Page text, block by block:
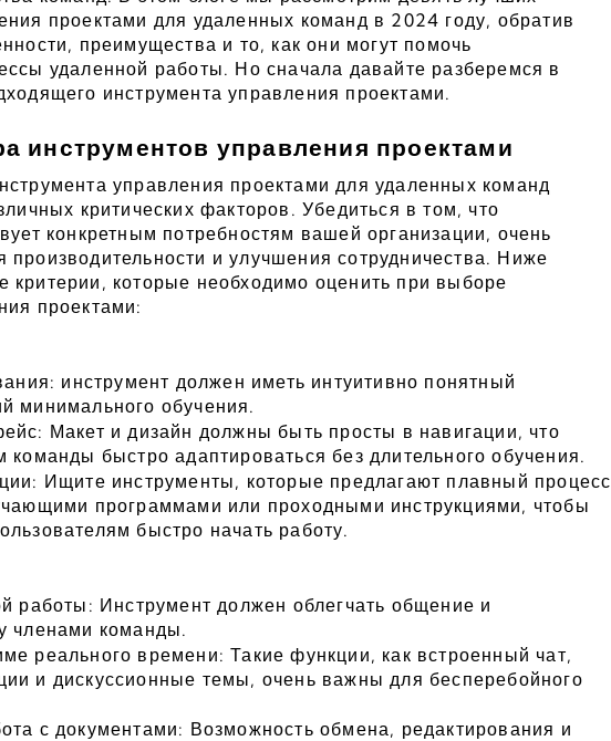
проектами для удаленных команд в 2024 году, обратив
преимущества и то, как они могут помочь
удаленной работы. Но сначала давайте разберемся в
инструмента управления проектами.
инструментов управления проектами
управления проектами для удаленных команд
критических факторов. Убедиться в том, что
конкретным потребностям вашей организации, очень
и улучшения сотрудничества. Ниже
критерии, которые необходимо оценить при выборе
проектами:
инструмент должен иметь интуитивно понятный
минимального обучения.
Макет и дизайн должны быть просты в навигации, что
команды быстро адаптироваться без длительного обучения.
Ищите инструменты, которые предлагают плавный процесс
программами или проходными инструкциями, чтобы
быстро начать работу.
работы: Инструмент должен облегчать общение и
членами команды.
реального времени: Такие функции, как встроенный чат,
и дискуссионные темы, очень важны для бесперебойного
с документами: Возможность обмена, редактирования и